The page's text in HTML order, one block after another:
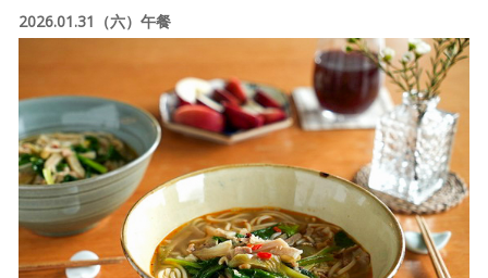
日記簿
享樂隨手拍
照相簿
影音區
創意出版服務
2026.01.31（六）午餐